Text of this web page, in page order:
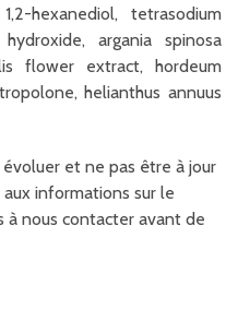
hexanediol, tetrasodium
argania spinosa
flower extract, hordeum
helianthus annuus
et ne pas être à jour
informations sur le
à nous contacter avant de